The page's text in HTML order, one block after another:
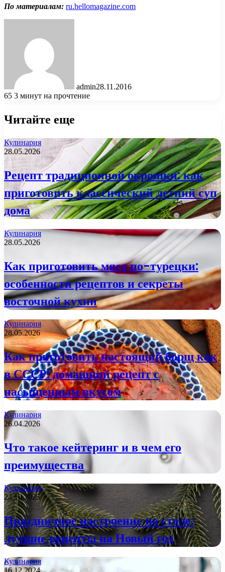
По материалам: ru.hellomagazine.com
admin28.11.2016
65 3 минут на прочтение
Читайте еще
Кулинария
28.05.2026
Рецепт традиционной окрошки: как
приготовить классический летний суп
дома
Кулинария
28.05.2026
Как приготовить мясо по-турецки:
особенности рецептов и секреты
восточной кухни
Кулинария
28.05.2026
Как приготовить настоящий борщ как
в СССР: домашний рецепт с
насыщенным вкусом
Кулинария
26.04.2026
Что такое кейтеринг и в чем его
преимущества
Кулинария
24.10.2025
Праздничное настроение на столе:
лучшие рецепты на Новый год
Кулинария
16.12.2024